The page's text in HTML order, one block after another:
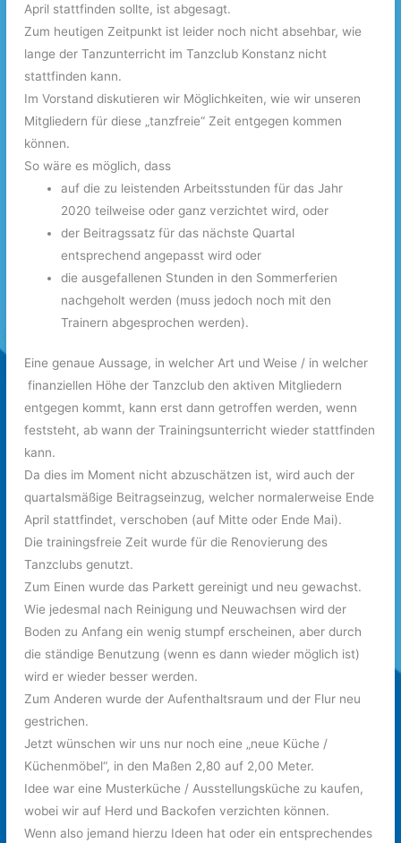
April stattfinden sollte, ist abgesagt.
Zum heutigen Zeitpunkt ist leider noch nicht absehbar, wie
lange der Tanzunterricht im Tanzclub Konstanz nicht
stattfinden kann.
Im Vorstand diskutieren wir Möglichkeiten, wie wir unseren
Mitgliedern für diese „tanzfreie“ Zeit entgegen kommen
können.
So wäre es möglich, dass
auf die zu leistenden Arbeitsstunden für das Jahr
2020 teilweise oder ganz verzichtet wird, oder
der Beitragssatz für das nächste Quartal
entsprechend angepasst wird oder
die ausgefallenen Stunden in den Sommerferien
nachgeholt werden (muss jedoch noch mit den
Trainern abgesprochen werden).
Eine genaue Aussage, in welcher Art und Weise / in welcher
finanziellen Höhe der Tanzclub den aktiven Mitgliedern
entgegen kommt, kann erst dann getroffen werden, wenn
feststeht, ab wann der Trainingsunterricht wieder stattfinden
kann.
Da dies im Moment nicht abzuschätzen ist, wird auch der
quartalsmäßige Beitragseinzug, welcher normalerweise Ende
April stattfindet, verschoben (auf Mitte oder Ende Mai).
Die trainingsfreie Zeit wurde für die Renovierung des
Tanzclubs genutzt.
Zum Einen wurde das Parkett gereinigt und neu gewachst.
Wie jedesmal nach Reinigung und Neuwachsen wird der
Boden zu Anfang ein wenig stumpf erscheinen, aber durch
die ständige Benutzung (wenn es dann wieder möglich ist)
wird er wieder besser werden.
Zum Anderen wurde der Aufenthaltsraum und der Flur neu
gestrichen.
Jetzt wünschen wir uns nur noch eine „neue Küche /
Küchenmöbel“, in den Maßen 2,80 auf 2,00 Meter.
Idee war eine Musterküche / Ausstellungsküche zu kaufen,
wobei wir auf Herd und Backofen verzichten können.
Wenn also jemand hierzu Ideen hat oder ein entsprechendes